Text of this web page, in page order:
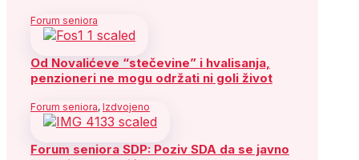
Forum seniora
Od Novalićeve “stečevine” i hvalisanja,
penzioneri ne mogu održati ni goli život
Forum seniora, Izdvojeno
Forum seniora SDP: Poziv SDA da se javno